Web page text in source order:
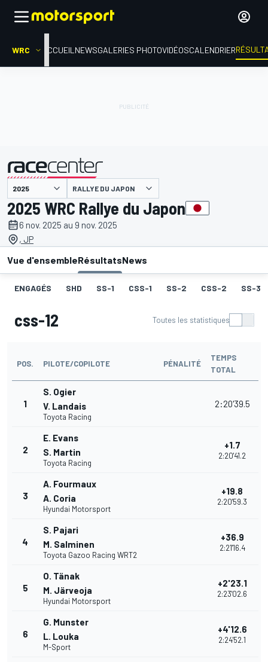
WRC ACCUEIL NEWSGALERIES PHOTOVIDÉOSCALENDRIER
présenté par RALLYE DU JAPON
2025 WRC Rallye du Japon
6 nov. 2025 au 9 nov. 2025
, JP
Vue d'ensembleRésultatsNews
ENGAGÉS SHD SS-1 CSS-1 SS-2 CSS-2 SS-3
css-12 Toutes les statistiques
POS. PILOTE/COPILOTE PÉNALITÉ
TEMPS
TOTAL
1
S. Ogier
V. Landais
Toyota Racing
2:20'39.5
2
E. Evans
S. Martin
Toyota Racing
+1.7
2:20'41.2
3
A. Fourmaux
A. Coria
Hyundai Motorsport
+19.8
2:20'59.3
4
S. Pajari
M. Salminen
Toyota Gazoo Racing WRT2
+36.9
2:21'16.4
5
O. Tänak
M. Järveoja
Hyundai Motorsport
+2'23.1
2:23'02.6
6
G. Munster
L. Louka
M-Sport
+4'12.6
2:24'52.1